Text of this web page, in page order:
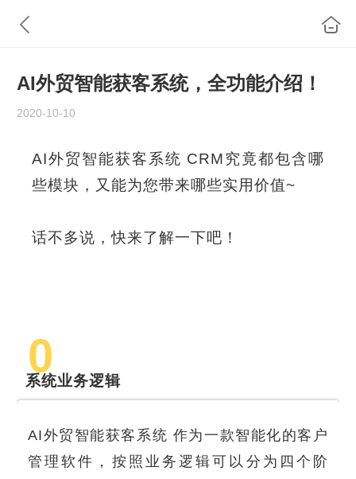
AI外贸智能获客系统，全功能介绍！
2020-10-10
AI外贸智能获客系统 CRM究竟都包含哪
些模块，又能为您带来哪些实用价值~
话不多说，快来了解一下吧！
0
系统业务逻辑
AI外贸智能获客系统 作为一款智能化的客户
管理软件，按照业务逻辑可以分为四个阶